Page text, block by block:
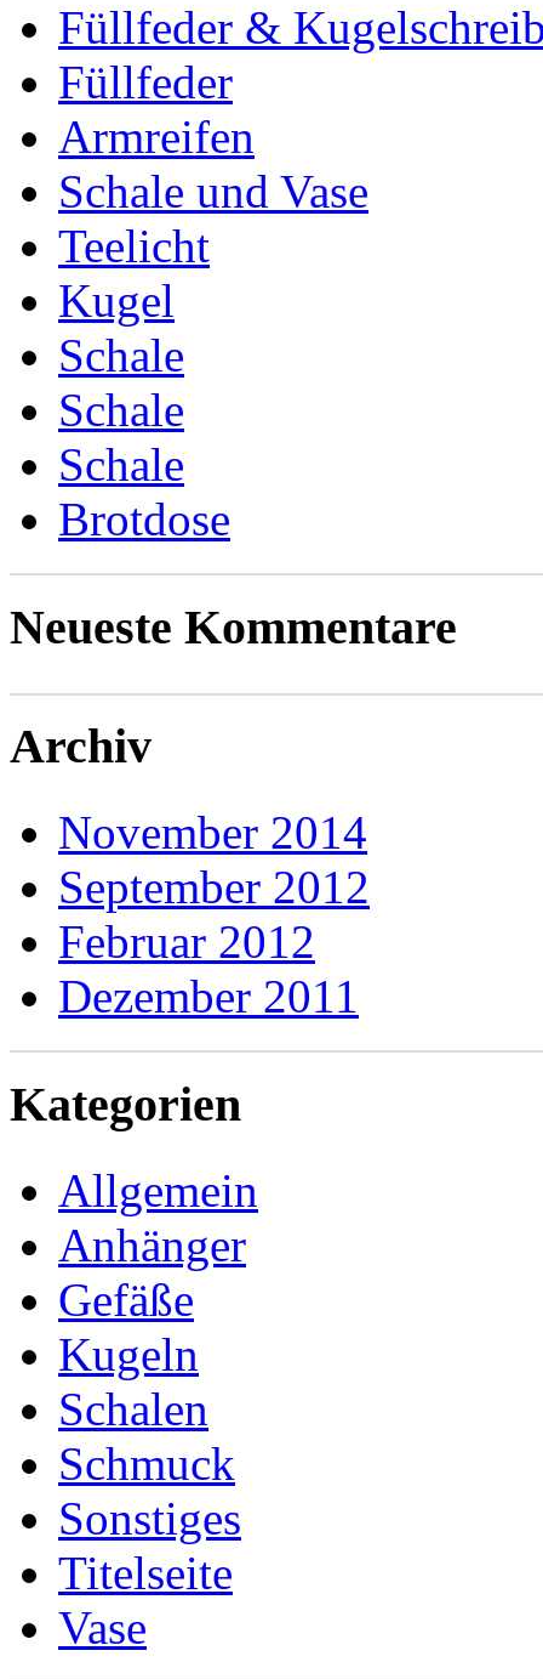
Füllfeder &
Füllfeder
Armreifen
Schale und Vase
Teelicht
Kugel
Schale
Schale
Schale
Brotdose
Neueste Kommentare
Archiv
November 2014
September 2012
Februar 2012
Dezember 2011
Kategorien
Allgemein
Anhänger
Gefäße
Kugeln
Schalen
Schmuck
Sonstiges
Titelseite
Vase